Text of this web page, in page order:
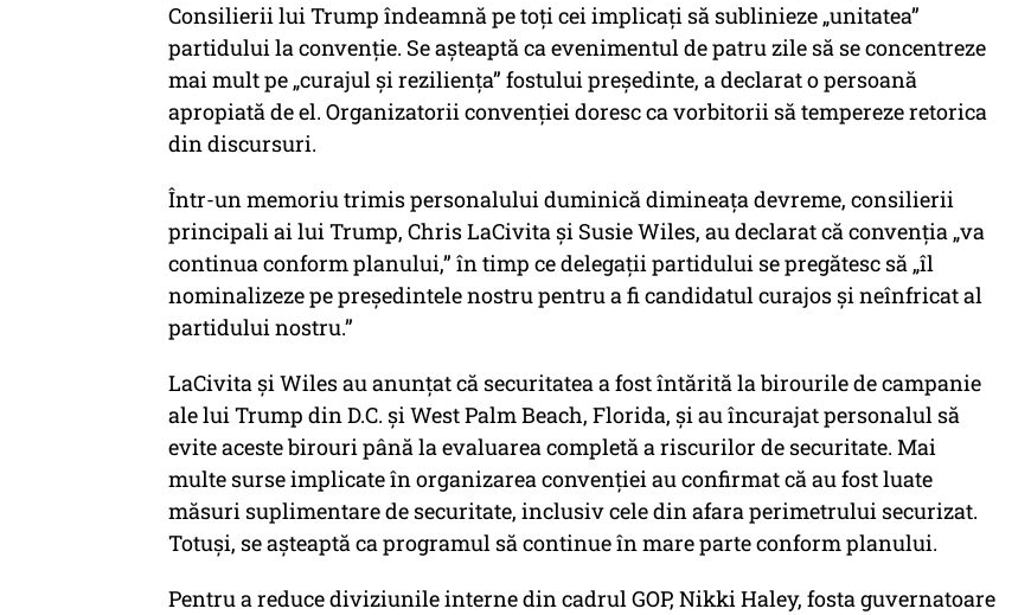
Consilierii lui Trump îndeamnă pe toți cei implicați să sublinieze „unitatea”
partidului la convenție. Se așteaptă ca evenimentul de patru zile să se concentreze
mai mult pe „curajul și reziliența” fostului președinte, a declarat o persoană
apropiată de el. Organizatorii convenției doresc ca vorbitorii să tempereze retorica
din discursuri.
Într-un memoriu trimis personalului duminică dimineața devreme, consilierii
principali ai lui Trump, Chris LaCivita și Susie Wiles, au declarat că convenția „va
continua conform planului,” în timp ce delegații partidului se pregătesc să „îl
nominalizeze pe președintele nostru pentru a fi candidatul curajos și neînfricat al
partidului nostru.”
LaCivita și Wiles au anunțat că securitatea a fost întărită la birourile de campanie
ale lui Trump din D.C. și West Palm Beach, Florida, și au încurajat personalul să
evite aceste birouri până la evaluarea completă a riscurilor de securitate. Mai
multe surse implicate în organizarea convenției au confirmat că au fost luate
măsuri suplimentare de securitate, inclusiv cele din afara perimetrului securizat.
Totuși, se așteaptă ca programul să continue în mare parte conform planului.
Pentru a reduce diviziunile interne din cadrul GOP, Nikki Haley, fosta guvernatoare